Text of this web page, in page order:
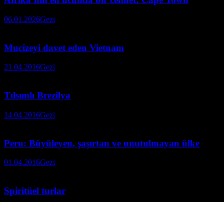
06.01.2026Gezi
Mucizeyi davet eden Vietnam
21.04.2016Gezi
Tılsımlı Brezilya
14.04.2016Gezi
Peru: Büyüleyen, şaşırtan ve unutulmayan ülke
01.04.2016Gezi
Spiritüel turlar